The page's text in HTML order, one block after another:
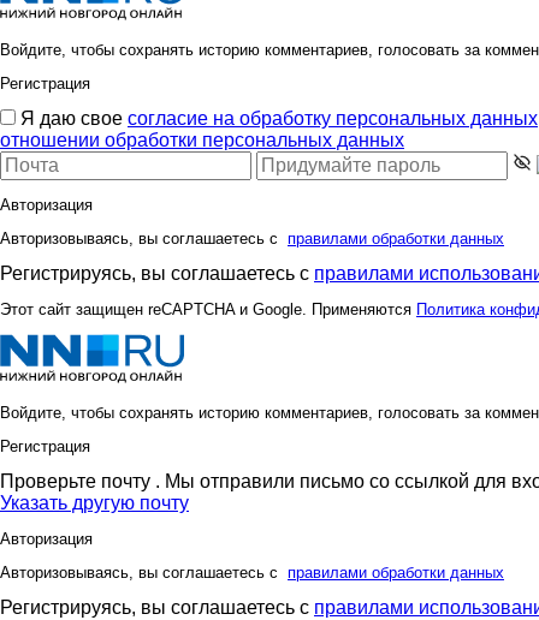
Войдите, чтобы сохранять историю комментариев, голосовать за
Регистрация
Я даю свое согласие на обработку персональных данных
отношении обработки персональных данных
Авторизация
Авторизовываясь, вы соглашаетесь с правилами обработки данных
Регистрируясь, вы соглашаетесь с правилами
Этот сайт защищен reCAPTCHA и Google. Применяются Политика
Войдите, чтобы сохранять историю комментариев, голосовать за
Регистрация
Проверьте почту . Мы отправили письмо со ссылкой для
Указать другую почту
Авторизация
Авторизовываясь, вы соглашаетесь с правилами обработки данных
Регистрируясь, вы соглашаетесь с правилами